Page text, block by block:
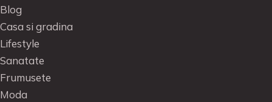
Blog
Casa si gradina
Lifestyle
Sanatate
Frumusete
Moda